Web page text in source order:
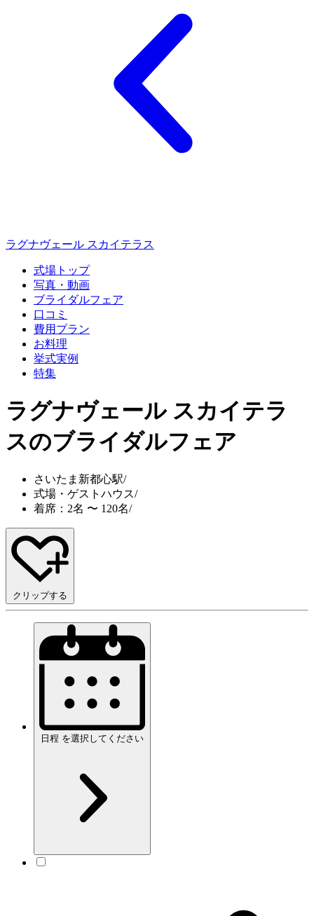
ラグナヴェール スカイテラス
式場トップ
写真・動画
ブライダルフェア
口コミ
費用プラン
お料理
挙式実例
特集
ラグナヴェール スカイテラ
スのブライダルフェア
さいたま新都心駅/
式場・ゲストハウス/
着席：2名 〜 120名/
クリップする
日程 を選択してください